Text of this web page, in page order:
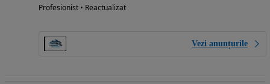
Profesionist • Reactualizat
Vezi anunțurile